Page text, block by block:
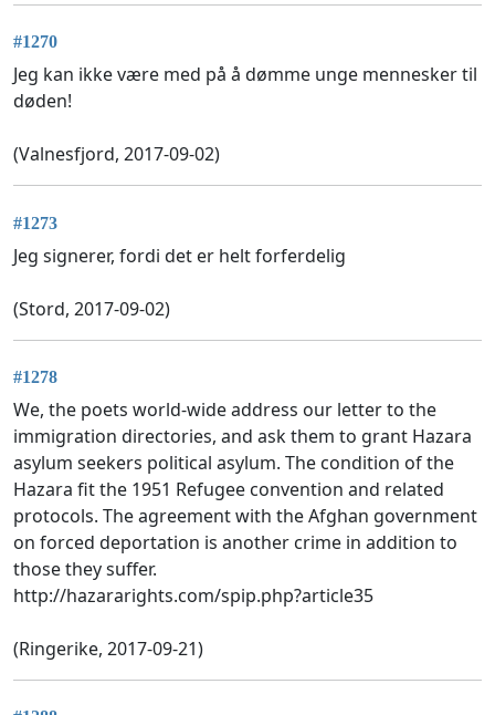
#1270
Jeg kan ikke være med på å dømme unge mennesker til
døden!
(Valnesfjord, 2017-09-02)
#1273
Jeg signerer, fordi det er helt forferdelig
(Stord, 2017-09-02)
#1278
We, the poets world-wide address our letter to the
immigration directories, and ask them to grant Hazara
asylum seekers political asylum. The condition of the
Hazara fit the 1951 Refugee convention and related
protocols. The agreement with the Afghan government
on forced deportation is another crime in addition to
those they suffer.
http://hazararights.com/spip.php?article35
(Ringerike, 2017-09-21)